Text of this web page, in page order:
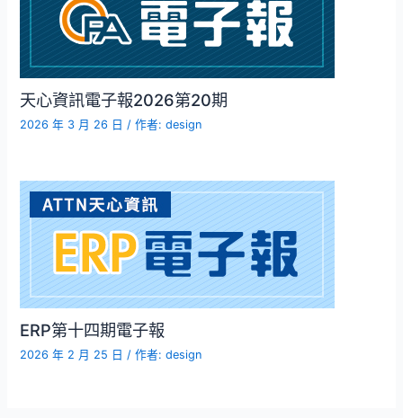
天心資訊電子報2026第20期
2026 年 3 月 26 日 / 作者:design
ERP第十四期電子報
2026 年 2 月 25 日 / 作者:design